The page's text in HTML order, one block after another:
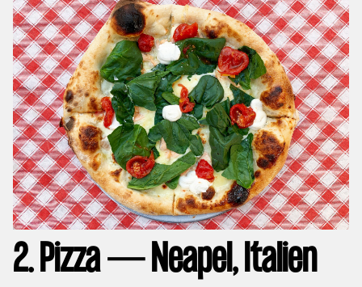
2. Pizza — Neapel, Italien